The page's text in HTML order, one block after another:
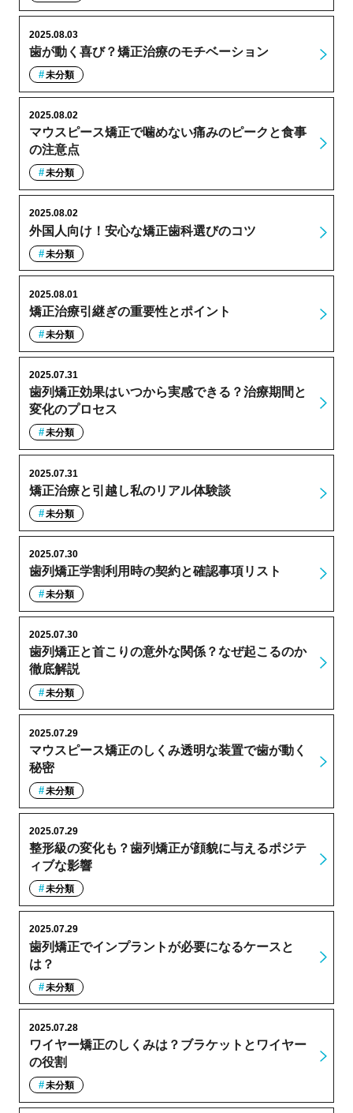
歯が動く喜び？矯正治療のモチベーション
2025.08.03
未分類
マウスピース矯正で噛めない痛みのピークと食事
の注意点
2025.08.02
未分類
外国人向け！安心な矯正歯科選びのコツ
2025.08.02
未分類
矯正治療引継ぎの重要性とポイント
2025.08.01
未分類
歯列矯正効果はいつから実感できる？治療期間と
変化のプロセス
2025.07.31
未分類
矯正治療と引越し私のリアル体験談
2025.07.31
未分類
歯列矯正学割利用時の契約と確認事項リスト
2025.07.30
未分類
歯列矯正と首こりの意外な関係？なぜ起こるのか
徹底解説
2025.07.30
未分類
マウスピース矯正のしくみ透明な装置で歯が動く
秘密
2025.07.29
未分類
整形級の変化も？歯列矯正が顔貌に与えるポジテ
ィブな影響
2025.07.29
未分類
歯列矯正でインプラントが必要になるケースと
は？
2025.07.29
未分類
ワイヤー矯正のしくみは？ブラケットとワイヤー
の役割
2025.07.28
未分類